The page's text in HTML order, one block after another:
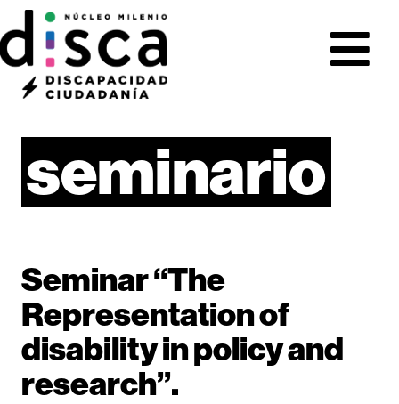
seminario
Seminar “The
Representation of
disability in policy and
research”.